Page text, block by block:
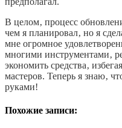
В целом‚ процесс
чем я планировал‚ но я
мне огромное
многими инструментами‚
экономить средства‚
мастеров. Теперь я знаю‚
руками!
Похожие записи: